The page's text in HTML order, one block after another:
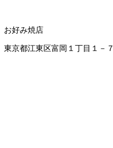
お好み焼店
東京都江東区富岡１丁目１－７